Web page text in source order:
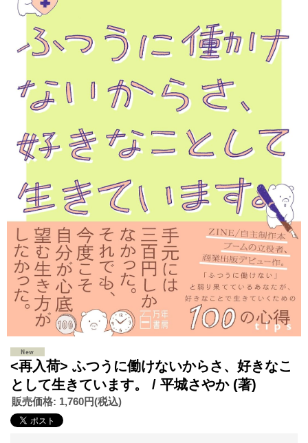
<再入荷> ふつうに働けないからさ、好きなこ
として生きています。 / 平城さやか (著)
販売価格: 1,760円(税込)